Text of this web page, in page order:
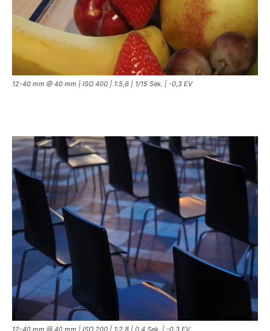
12-40 mm @ 40 mm | ISO 400 | 1:5,6 | 1/15 Sek. | -0,3 EV
12-40 mm @ 40 mm | ISO 200 | 1:2,8 | 0,4 Sek. | -0,3 EV